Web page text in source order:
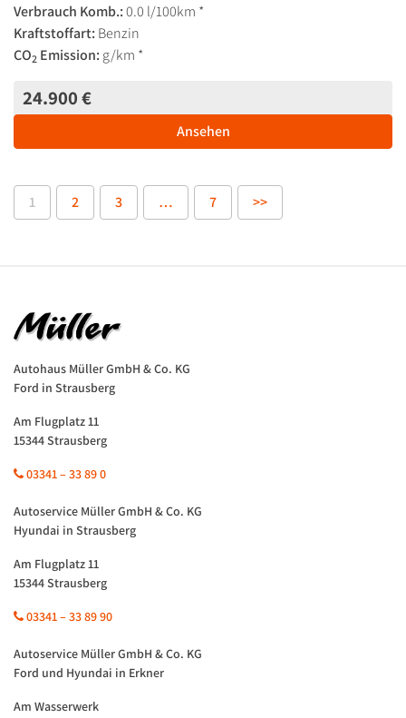
Verbrauch Komb.:0.0 l/100km *
Kraftstoffart: Benzin
CO2 Emission: g/km *
24.900 €
Ansehen
1 2 3 … 7 >>
Autohaus Müller GmbH & Co. KG
Ford in Strausberg
Am Flugplatz 11
15344 Strausberg
03341 – 33 89 0
Autoservice Müller GmbH & Co. KG
Hyundai in Strausberg
Am Flugplatz 11
15344 Strausberg
03341 – 33 89 90
Autoservice Müller GmbH & Co. KG
Ford und Hyundai in Erkner
Am Wasserwerk